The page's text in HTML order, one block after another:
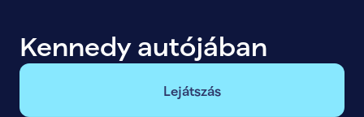
Kennedy autójában
Lejátszás